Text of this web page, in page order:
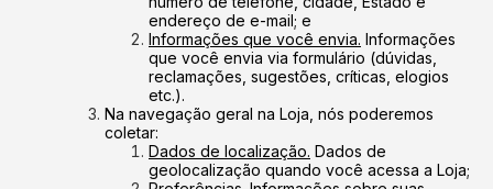
endereço de e-mail; e
Informações que você envia. Informações
que você envia via formulário (dúvidas,
reclamações, sugestões, críticas, elogios
etc.).
Na navegação geral na Loja, nós poderemos
coletar:
Dados de localização. Dados de
geolocalização quando você acessa a Loja;